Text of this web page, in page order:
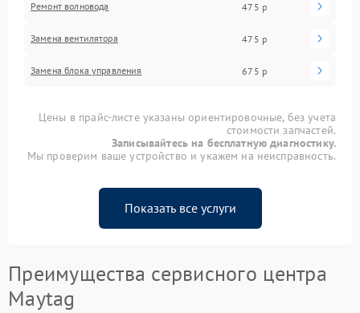
Ремонт волновода 475 р
Замена вентилятора 475 р
Замена блока управления 675 р
Цены в прайс-листе указаны ориентировочные, без учета
стоимости запчастей.
Записывайтесь на бесплатную диагностику.
Мы проверим ваше устройство и укажем на неисправность.
Показать все услуги
Преимущества сервисного центра
Maytag